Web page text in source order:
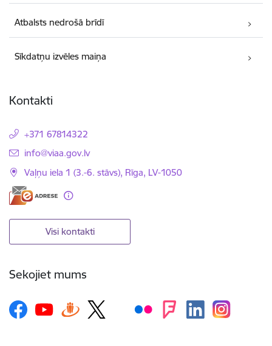
Atbalsts nedrošā brīdī
Sīkdatņu izvēles maiņa
Kontakti
+371 67814322
E-pasts:
info@viaa.gov.lv
Vaļņu iela 1 (3.-6. stāvs), Rīga, LV-1050
Visi kontakti
Sekojiet mums